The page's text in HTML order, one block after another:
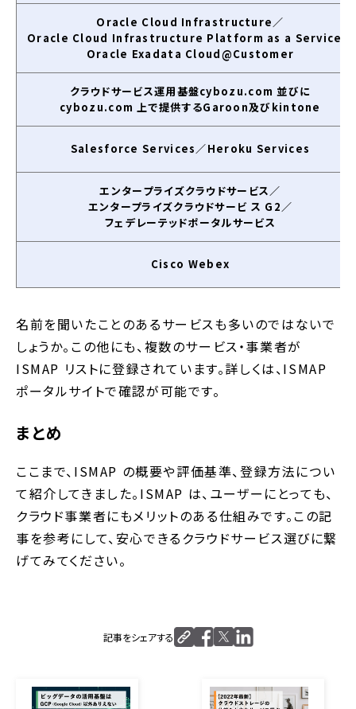
Oracle Cloud Infrastructure／
Oracle Cloud Infrastructure Platform as a Service／
Oracle Exadata Cloud@Customer
クラウドサービス運用基盤cybozu.com 並びに
cybozu.com 上で提供するGaroon及びkintone
Salesforce Services／Heroku Services
エンタープライズクラウドサービス／
エンタープライズクラウドサービ ス G2／
フェデレーテッドポータルサービス
Cisco Webex
名前を聞いたことのあるサービスも多いのではないで
しょうか。この他にも、複数のサービス・事業者が
ISMAP リストに登録されています。詳しくは、ISMAP
ポータルサイトで確認が可能です。
まとめ
ここまで、ISMAP の概要や評価基準、登録方法につい
て紹介してきました。ISMAP は、ユーザーにとっても、
クラウド事業者にもメリットのある仕組みです。この記
事を参考にして、安心できるクラウドサービス選びに繋
げてみてください。
記事をシェアする